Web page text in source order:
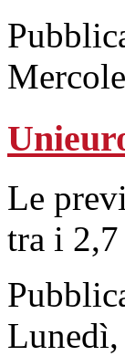
Le
tra i